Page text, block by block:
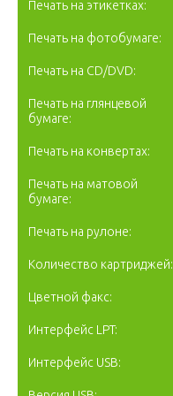
Печать на этикетках:
Печать на фотобумаге:
Печать на CD/DVD:
Печать на глянцевой
бумаге:
Печать на конвертах:
Печать на матовой
бумаге:
Печать на рулоне:
Количество картриджей:
Цветной факс:
Интерфейс LPT:
Интерфейс USB: